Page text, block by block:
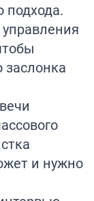
подхода.
заслонка
и нужно